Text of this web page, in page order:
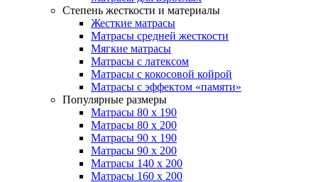
Степень жесткости и материалы
Жесткие матрасы
Матрасы средней жесткости
Мягкие матрасы
Матрасы с латексом
Матрасы с кокосовой койрой
Матрасы с эффектом «памяти»
Популярные размеры
Матрасы 80 x 190
Матрасы 80 x 200
Матрасы 90 x 190
Матрасы 90 x 200
Матрасы 140 x 200
Матрасы 160 x 200